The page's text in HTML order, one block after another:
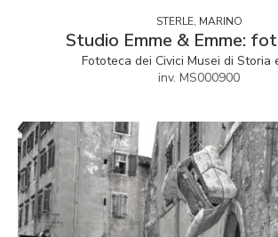
STERLE, MARINO
Studio Emme & Emme:
Fototeca dei Civici Musei di Storia
inv. MS000900